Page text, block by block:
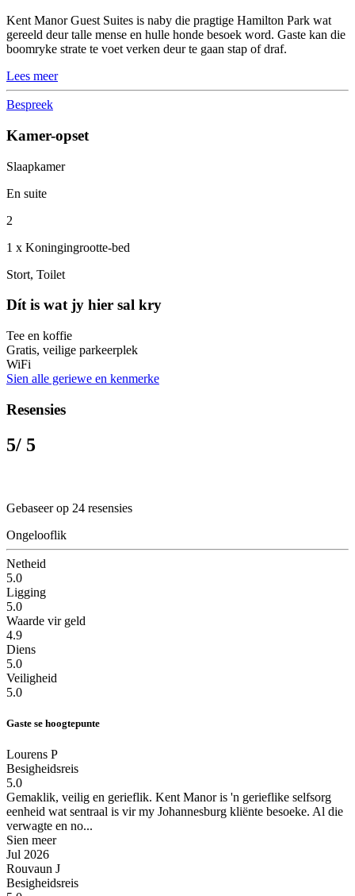
Kent Manor Guest Suites is naby die pragtige Hamilton Park wat
gereeld deur talle mense en hulle honde besoek word. Gaste kan die
boomryke strate te voet verken deur te gaan stap of draf.
Lees meer
Bespreek
Kamer-opset
Slaapkamer
En suite
2
1 x Koningingrootte-bed
Stort, Toilet
Dít is wat jy hier sal kry
Tee en koffie
Gratis, veilige parkeerplek
WiFi
Sien alle geriewe en kenmerke
Resensies
5/ 5
Gebaseer op 24 resensies
Ongelooflik
Netheid
5.0
Ligging
5.0
Waarde vir geld
4.9
Diens
5.0
Veiligheid
5.0
Gaste se hoogtepunte
Lourens P
Besigheidsreis
5.0
Gemaklik, veilig en gerieflik. Kent Manor is 'n gerieflike selfsorg
eenheid wat sentraal is vir my Johannesburg kliënte besoeke. Al die
verwagte en no...
Sien meer
Jul 2026
Rouvaun J
Besigheidsreis